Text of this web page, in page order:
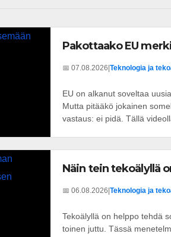
Pakottaako EU
📅 07.08.2026 Teknologia ja
EU on alkanut soveltaa
Mutta pitääkö jokainen
vastaus: ei pidä. Tällä
Näin tein tekoälyllä
📅 06.08.2026 Teknologia ja
Tekoälyllä on helppo tehdä
toinen juttu. Tässä